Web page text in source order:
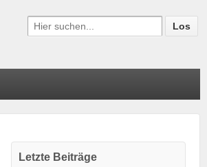
Letzte Beiträge